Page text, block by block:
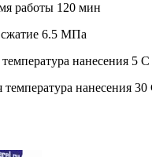
работы 120 мин
6.5 МПа
нанесения 5 C
нанесения 30